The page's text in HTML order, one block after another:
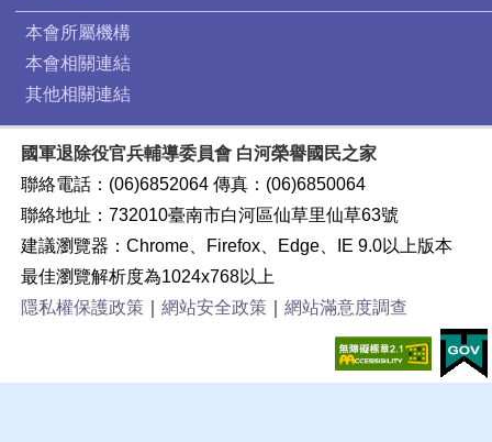
本會所屬機構
本會相關連結
其他相關連結
國軍退除役官兵輔導委員會 白河榮譽國民之家
聯絡電話：(06)6852064 傳真：(06)6850064
聯絡地址：732010臺南市白河區仙草里仙草63號
建議瀏覽器：Chrome、Firefox、Edge、IE 9.0以上版本
最佳瀏覽解析度為1024x768以上
隱私權保護政策｜ 網站安全政策｜ 網站滿意度調查